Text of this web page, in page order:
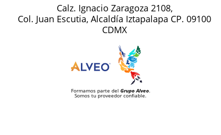
Calz. Ignacio Zaragoza 2108,
Col. Juan Escutia, Alcaldía Iztapalapa CP. 09100
CDMX
Formamos parte del Grupo Alveo.
Somos tu proveedor confiable.